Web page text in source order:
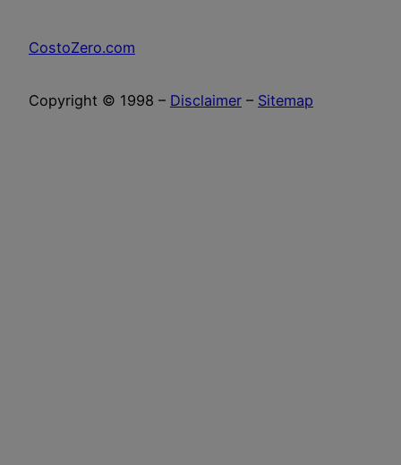
CostoZero.com
Copyright © 1998 – Disclaimer – Sitemap